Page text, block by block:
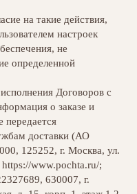
на такие действия,
настроек
не
определенной
Договоров с
о заказе и
передается
доставки (АО
125252, г. Москва, ул.
www.pochta.ru/;
630007, г.